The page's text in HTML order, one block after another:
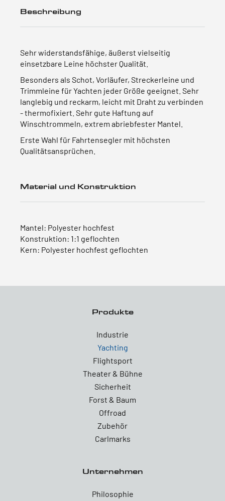
Beschreibung
Sehr widerstandsfähige, äußerst vielseitig
einsetzbare Leine höchster Qualität.
Besonders als Schot, Vorläufer, Streckerleine und
Trimmleine für Yachten jeder Größe geeignet. Sehr
langlebig und reckarm, leicht mit Draht zu verbinden
- thermofixiert. Sehr gute Haftung auf
Winschtrommeln, extrem abriebfester Mantel.
Erste Wahl für Fahrtensegler mit höchsten
Qualitätsansprüchen.
Material und Konstruktion
Mantel: Polyester hochfest
Konstruktion: 1:1 geflochten
Kern: Polyester hochfest geflochten
Produkte
Industrie
Yachting
Flightsport
Theater & Bühne
Sicherheit
Forst & Baum
Offroad
Zubehör
Carlmarks
Unternehmen
Philosophie